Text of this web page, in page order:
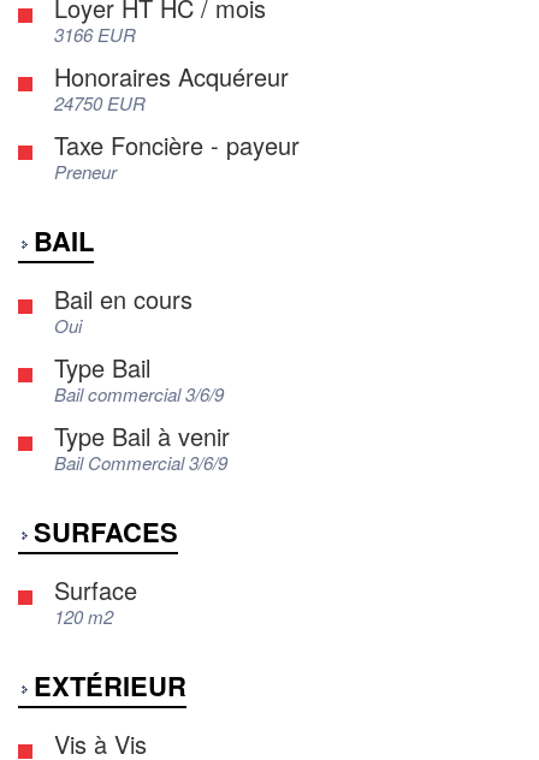
Loyer HT HC / mois
3166 EUR
Honoraires Acquéreur
24750 EUR
Taxe Foncière - payeur
Preneur
BAIL
Bail en cours
Oui
Type Bail
Bail commercial 3/6/9
Type Bail à venir
Bail Commercial 3/6/9
SURFACES
Surface
120 m2
EXTÉRIEUR
Vis à Vis